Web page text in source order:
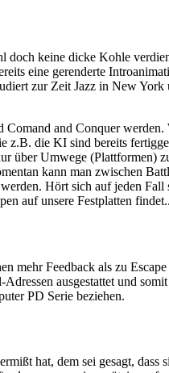
keine dicke Kohle
eine gerenderte
zur Zeit Jazz in New
and Conquer
z.B. die KI sind bereits
über Umwege (Plattformen)
kann man zwischen
Hört sich auf jeden
auf unsere Festplatten
mehr Feedback als zu
ausgestattet und
PD Serie beziehen.
hat, dem sei gesagt,